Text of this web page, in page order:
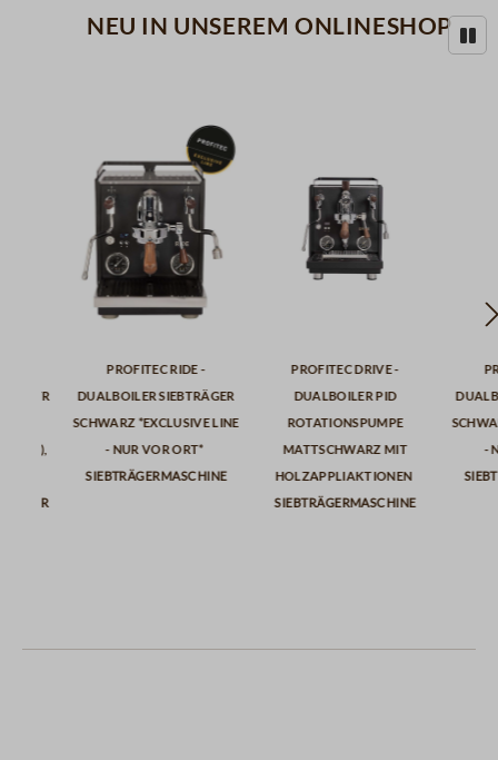
Neu in unserem Onlineshop
(20g),
Profitec RIDE -
Dualboiler Siebträger
schwarz *Exclusive Line
- Nur vor Ort*
Siebträgermaschine
Profitec DRIVE -
Dualboiler PID
Rotationspumpe
mattschwarz mit
Holzappliaktionen
Siebträgermaschine
-